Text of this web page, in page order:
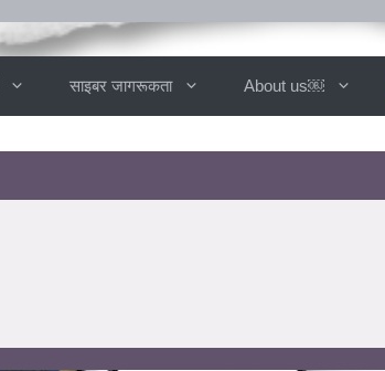
साइबर जागरूकता About us￼